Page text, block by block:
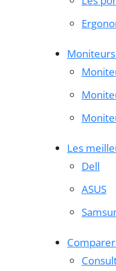
Les
Dell
ASUS